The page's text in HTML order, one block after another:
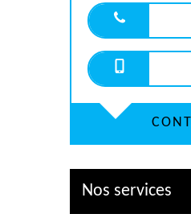
Nos services